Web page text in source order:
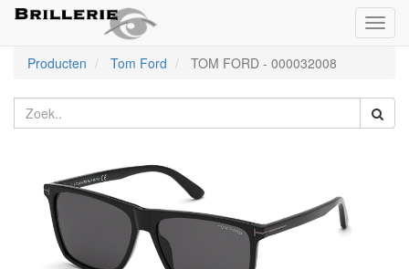
Producten
Tom Ford TOM FORD - 000032008